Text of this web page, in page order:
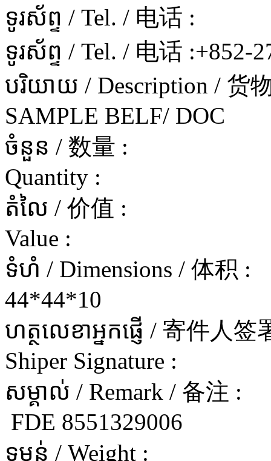
ទូរស័ព្ទ / Tel. / 电话 :
ទូរស័ព្ទ / Tel. / 电话 :+852-
បរិយាយ / Description / 货
SAMPLE BELF/ DOC
ចំនួន / 数量 :
Quantity :
តំលៃ / 价值 :
Value :
ទំហំ / Dimensions / 体积 :
44*44*10
ហត្ថលេខាអ្នកផ្ញើ / 寄件人
Shiper Signature :
សម្គាល់ / Remark / 备注 :
FDE 8551329006
ទម្ងន់ / Weight :